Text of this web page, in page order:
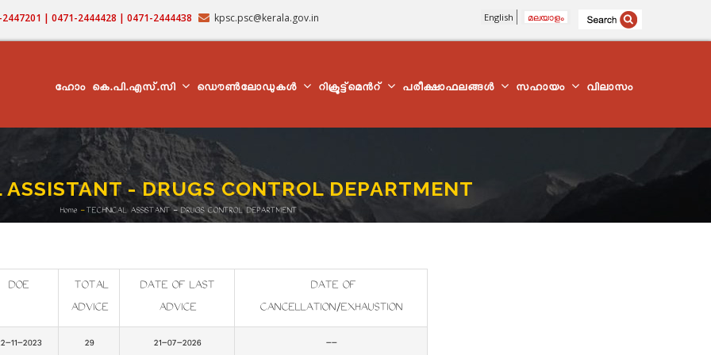
| 0471-2444428 | 0471-2444438 kpsc.psc@kerala.gov.in English മലയാളം
NAVIGATION
ഹോം കെ.പി.എസ്.സി ഡൌൺലോഡുകൾ റിക്രൂട്ട്മെന്‍റ് പരീക്ഷാഫലങ്ങൾ സഹായം വിലാസം
- DRUGS CONTROL DEPARTMENT
Breadcrumb
Home - TECHNICAL ASSISTANT - DRUGS CONTROL DEPARTMENT
DOE
TOTAL
ADVICE
DATE OF LAST
ADVICE
DATE OF
CANCELLATION/EXHAUSTION
11-2023 29 21-07-2026 --